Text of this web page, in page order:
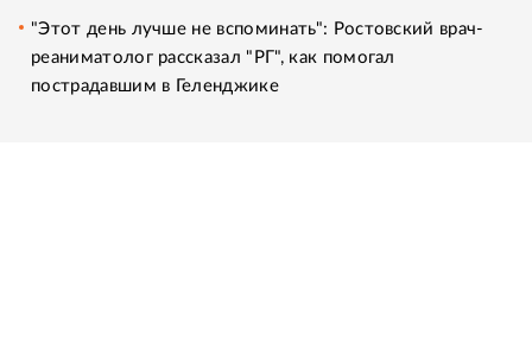
"Этот день лучше не вспоминать": Ростовский врач-
реаниматолог рассказал "РГ", как помогал
пострадавшим в Геленджике